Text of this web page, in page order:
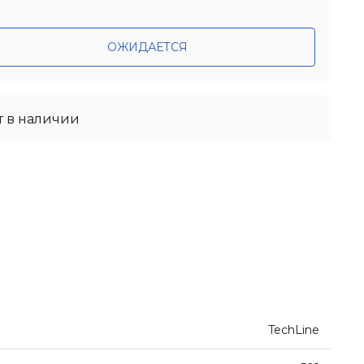
TechLine
ОЖИДАЕТСЯ
в наличии